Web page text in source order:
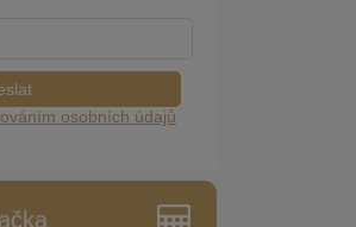
osobních údajů